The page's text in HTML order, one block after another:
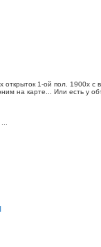
1-ой пол. 1900х с
на карте... Или есть у